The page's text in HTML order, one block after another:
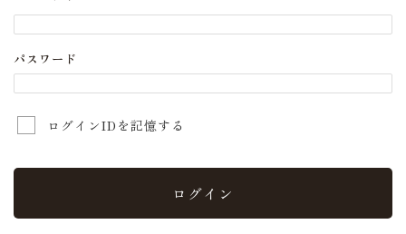
パスワード
ログインIDを記憶する
ログイン